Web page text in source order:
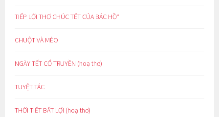
TIẾP LỜI THƠ CHÚC TẾT CỦA BÁC HỒ*
CHUỘT VÀ MÈO
NGÀY TẾT CỔ TRUYỀN (hoạ thơ)
TUYỆT TÁC
THỜI TIẾT BẤT LỢI (hoạ thơ)